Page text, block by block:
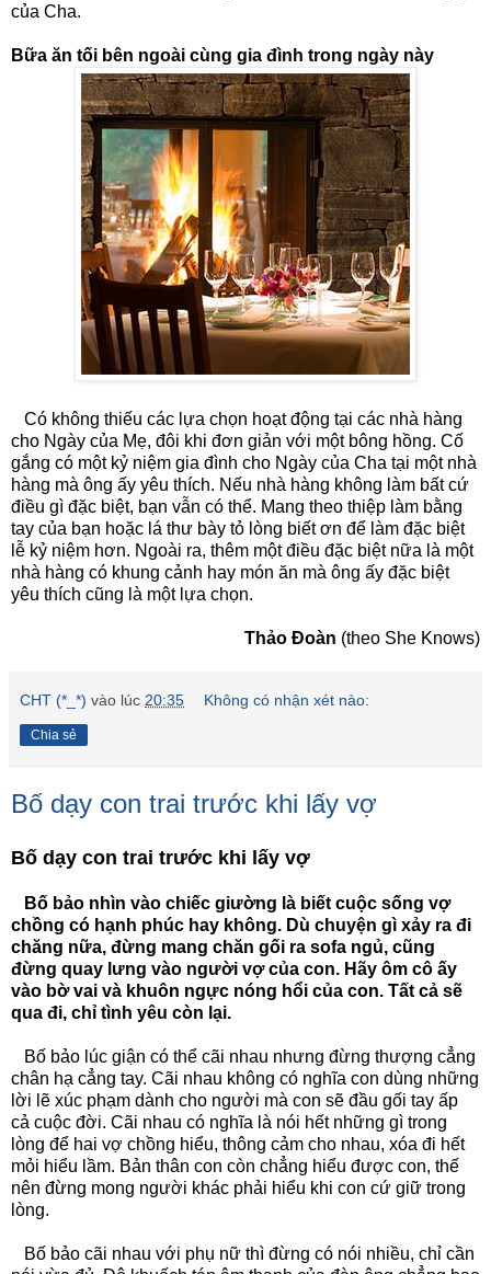
của Cha.
Bữa ăn tối bên ngoài cùng gia đình trong ngày này
Có không thiếu các lựa chọn hoạt động tại các nhà hàng
cho Ngày của Mẹ, đôi khi đơn giản với một bông hồng. Cố
gắng có một kỷ niệm gia đình cho Ngày của Cha tại một nhà
hàng mà ông ấy yêu thích. Nếu nhà hàng không làm bất cứ
điều gì đặc biệt, bạn vẫn có thể. Mang theo thiệp làm bằng
tay của bạn hoặc lá thư bày tỏ lòng biết ơn để làm đặc biệt
lễ kỷ niệm hơn. Ngoài ra, thêm một điều đặc biệt nữa là một
nhà hàng có khung cảnh hay món ăn mà ông ấy đặc biệt
yêu thích cũng là một lựa chọn.
Thảo Đoàn (theo She Knows)
CHT (*_*) vào lúc 20:35 Không có nhận xét nào:
Chia sẻ
Bố dạy con trai trước khi lấy vợ
Bố dạy con trai trước khi lấy vợ
Bố bảo nhìn vào chiếc giường là biết cuộc sống vợ
chồng có hạnh phúc hay không. Dù chuyện gì xảy ra đi
chăng nữa, đừng mang chăn gối ra sofa ngủ, cũng
đừng quay lưng vào người vợ của con. Hãy ôm cô ấy
vào bờ vai và khuôn ngực nóng hổi của con. Tất cả sẽ
qua đi, chỉ tình yêu còn lại.
Bố bảo lúc giận có thể cãi nhau nhưng đừng thượng cẳng
chân hạ cẳng tay. Cãi nhau không có nghĩa con dùng những
lời lẽ xúc phạm dành cho người mà con sẽ đầu gối tay ấp
cả cuộc đời. Cãi nhau có nghĩa là nói hết những gì trong
lòng để hai vợ chồng hiểu, thông cảm cho nhau, xóa đi hết
mỏi hiểu lầm. Bản thân con còn chẳng hiểu được con, thế
nên đừng mong người khác phải hiểu khi con cứ giữ trong
lòng.
Bố bảo cãi nhau với phụ nữ thì đừng có nói nhiều, chỉ cần